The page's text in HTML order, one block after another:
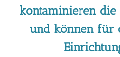
kontaminieren
und können für